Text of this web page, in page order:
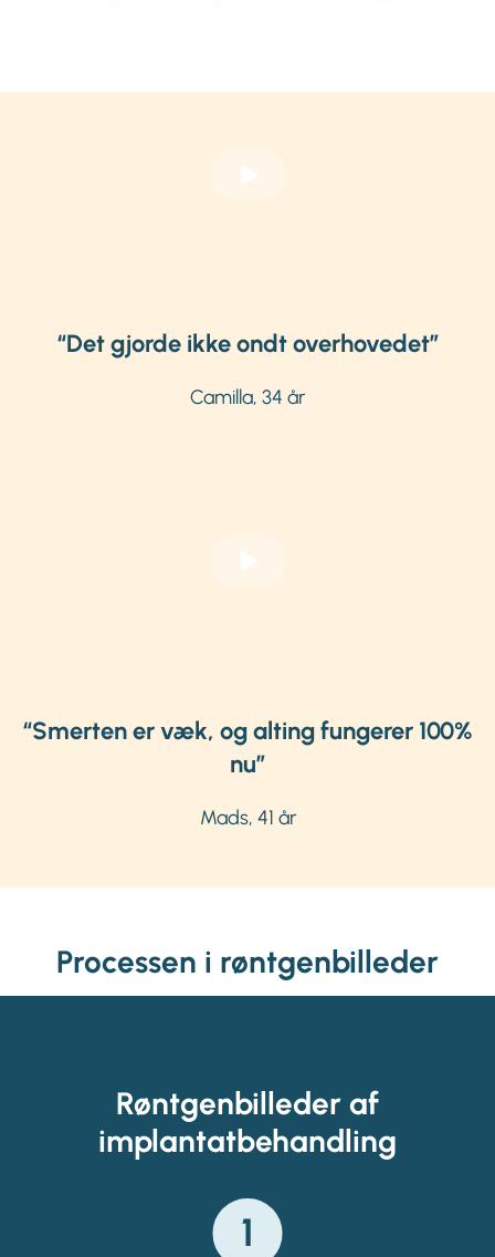
“Det gjorde ikke ondt overhovedet”
Camilla, 34 år
“Smerten er væk, og alting fungerer 100%
nu”
Mads, 41 år
Processen i røntgenbilleder
Røntgenbilleder af
implantatbehandling
1